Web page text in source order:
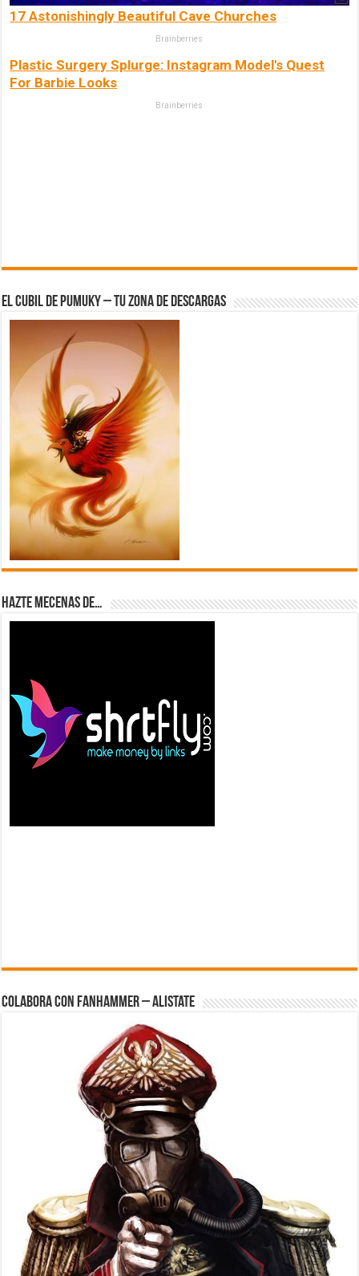
17 Astonishingly Beautiful Cave Churches
Brainberries
Plastic Surgery Splurge: Instagram Model's Quest
For Barbie Looks
Brainberries
El Cubil de Pumuky – Tu zona de Descargas
Hazte Mecenas de…
Colabora con FanHammer – Alistate